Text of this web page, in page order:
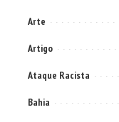
Arte
Artigo
Ataque Racista
Bahia